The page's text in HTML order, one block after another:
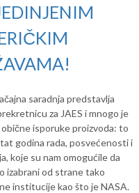
saradnja predstavlja
za JAES i mnogo je
obične isporuke proizvoda: to
godina rada, posvećenosti i
koje su nam omogućile da
izabrani od strane tako
institucije kao što je NASA.